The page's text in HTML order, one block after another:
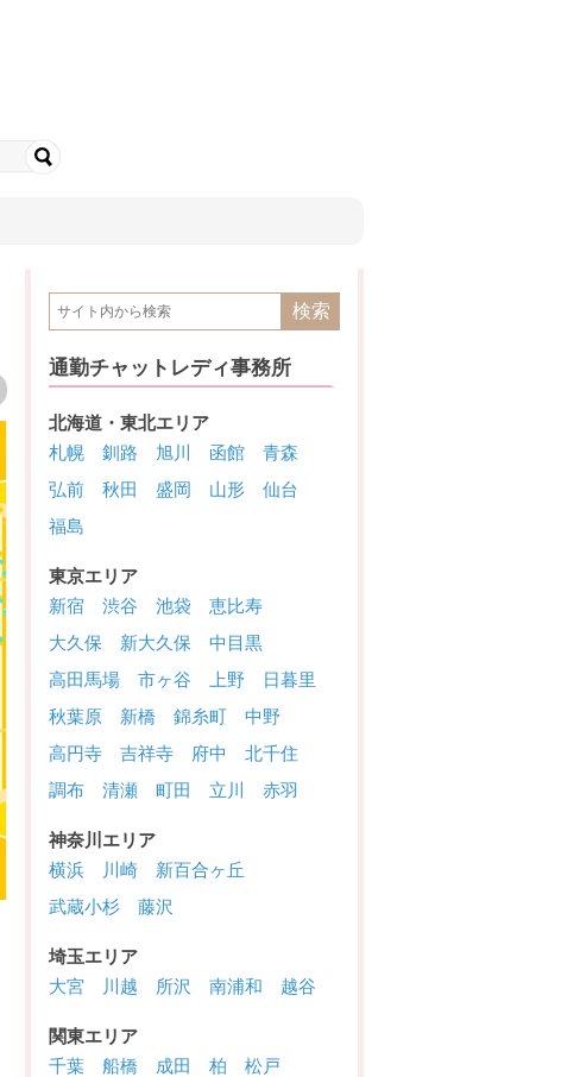
通勤チャットレディ事務所
北海道・東北エリア
札幌
釧路 旭川 函館
青森
弘前
秋田 盛岡 山形
仙台
福島
東京エリア
新宿
渋谷 池袋
恵比寿
大久保
新大久保
中目黒
高田馬場
市ヶ谷 上野
日暮里
秋葉原
新橋 錦糸町
中野
高円寺
吉祥寺 府中
北千住
調布
清瀬 町田 立川 赤羽
神奈川エリア
横浜
川崎
新百合ヶ丘
武蔵小杉
藤沢
埼玉エリア
大宮
川越 所沢 南浦和 越谷
関東エリア
千葉
船橋 成田 柏
松戸